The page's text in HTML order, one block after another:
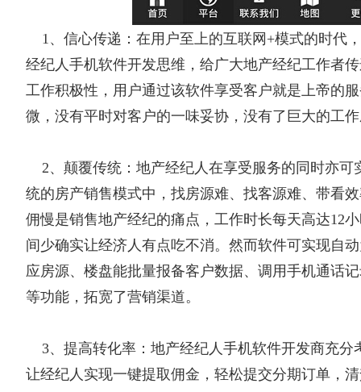
1、信心传递：在用户至上的互联网+模式的时代
经纪人手机软件开发思维，给广大地产经纪工作者
工作积极性，用户通过该软件享受客户就是上帝的
微，没有平时对客户的一味妥协，没有了巨大的工
2、颠覆传统：地产经纪人在享受服务的同时亦可
统的房产销售模式中，找房源难、找客源难、带看
佣慢是销售地产经纪的痛点，工作时长每天高达12
间少确实让经济人有点吃不消。然而软件可实现自
应房源、楼盘能批量报备客户数据、调用手机通话
等功能，拓宽了营销渠道。
3、提高转化率：地产经纪人手机软件开发商充分
让经纪人实现一键提取佣金，轻松提交分期订单，